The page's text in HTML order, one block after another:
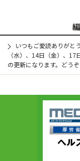
いつもご愛読ありがと
（水）、14日（金）、
の更新になります。どう